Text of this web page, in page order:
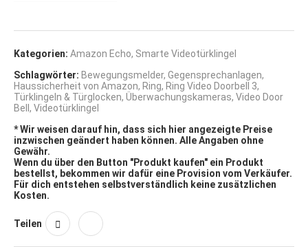
Kategorien: Amazon Echo, Smarte Videotürklingel
Schlagwörter: Bewegungsmelder, Gegensprechanlagen,
Haussicherheit von Amazon, Ring, Ring Video Doorbell 3,
Türklingeln & Türglocken, Überwachungskameras, Video Door
Bell , Videotürklingel
* Wir weisen darauf hin, dass sich hier angezeigte Preise
inzwischen geändert haben können. Alle Angaben ohne
Gewähr.
Wenn du über den Button "Produkt kaufen" ein Produkt
bestellst, bekommen wir dafür eine Provision vom Verkäufer.
Für dich entstehen selbstverständlich keine zusätzlichen
Kosten.
Teilen